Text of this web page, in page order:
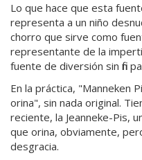
Lo que hace que esta
representa a un niño
chorro que sirve como
representante de la
fuente de diversión sin fin
En la práctica, "Manneken
orina", sin nada original.
reciente, la Jeanneke-Pis,
que orina, obviamente,
desgracia.